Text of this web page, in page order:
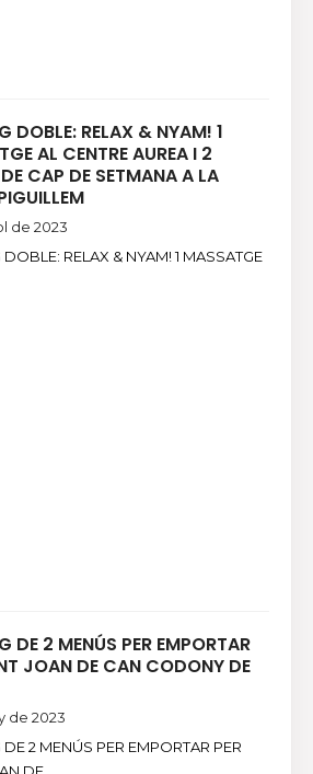
DOBLE: RELAX & NYAM! 1
AL CENTRE AUREA I 2
CAP DE SETMANA A LA
de 2023
DOBLE: RELAX & NYAM! 1 MASSATGE
DE 2 MENÚS PER EMPORTAR
JOAN DE CAN CODONY DE
de 2023
DE 2 MENÚS PER EMPORTAR PER